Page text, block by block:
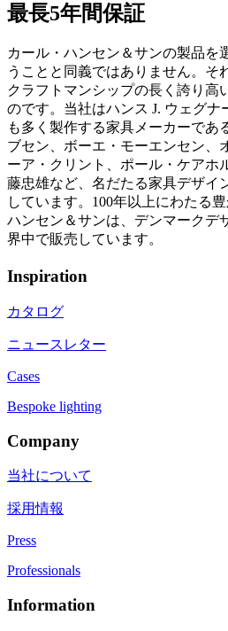
最長5年間保証
カール・ハンセン＆サンの製品を
うことと同義ではありません。そ
クラフトマンシップの長く誇り高
のです。当社はハンス J. ウェグ
も多く製作する家具メーカーであ
ブセン、ボーエ・モーエンセン、
ーア・クリント、ポール・ケアホ
藤忠雄など、名だたる家具デザイ
しています。100年以上にわたる
ハンセン＆サンは、デンマークデ
界中で販売しています。
Inspiration
カタログ
ニュースレター
Cases
Bespoke lighting
Company
当社について
採用情報
Press
Professionals
Information